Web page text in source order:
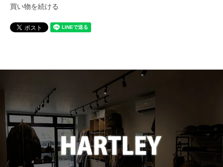
買い物を続ける
CONCHON QUINETTE
Cotton Expressions
DEHEN
DESCENTE